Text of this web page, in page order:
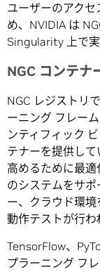
ユーザーのアク
め、NVIDIA は
Singularity 上で実
NGC コンテナ
NGC レジストリ
ーニング フレー
ンティフィック
テナーを提供し
高めるために最
のシステムをサ
ー、クラウド環
動作テストが行わ
TensorFlow、
プラーニング フ